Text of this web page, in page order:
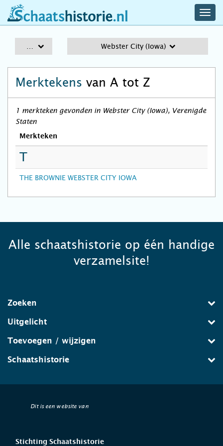
schaatshistorie.nl
Webster City (Iowa)
Merktekens van A tot Z
1 merkteken gevonden in Webster City (Iowa), Verenigde
Staten
Merkteken
T
THE BROWNIE WEBSTER CITY IOWA
Alle schaatshistorie op één handige
verzamelsite!
Zoeken
Uitgelicht
Toevoegen / wijzigen
Schaatshistorie
Dit is een website van
Stichting Schaatshistorie